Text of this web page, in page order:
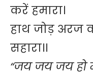
करें हमारा।
हाथ जोड़ अरज
सहारा।।
“जय जय जय हो